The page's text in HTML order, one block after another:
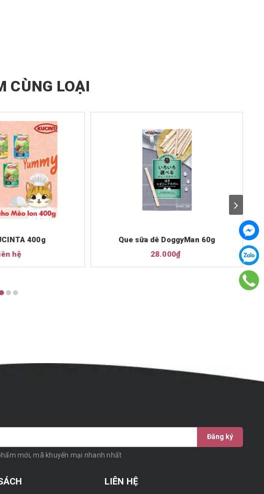
CÙNG LOẠI
400g
hệ
Que sữa dê DoggyMan 60g
28.000₫
Đăng ký
mới, mã khuyến mại nhanh nhất
LIÊN HỆ